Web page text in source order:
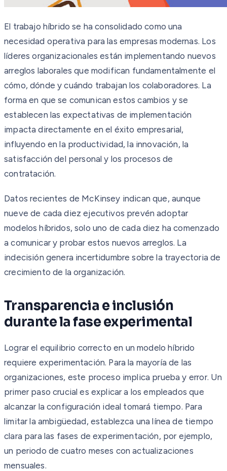
El trabajo híbrido se ha consolidado como una
necesidad operativa para las empresas modernas. Los
líderes organizacionales están implementando nuevos
arreglos laborales que modifican fundamentalmente el
cómo, dónde y cuándo trabajan los colaboradores. La
forma en que se comunican estos cambios y se
establecen las expectativas de implementación
impacta directamente en el éxito empresarial,
influyendo en la productividad, la innovación, la
satisfacción del personal y los procesos de
contratación.
Datos recientes de McKinsey indican que, aunque
nueve de cada diez ejecutivos prevén adoptar
modelos híbridos, solo uno de cada diez ha comenzado
a comunicar y probar estos nuevos arreglos. La
indecisión genera incertidumbre sobre la trayectoria de
crecimiento de la organización.
Transparencia e inclusión
durante la fase experimental
Lograr el equilibrio correcto en un modelo híbrido
requiere experimentación. Para la mayoría de las
organizaciones, este proceso implica prueba y error. Un
primer paso crucial es explicar a los empleados que
alcanzar la configuración ideal tomará tiempo. Para
limitar la ambigüedad, establezca una línea de tiempo
clara para las fases de experimentación, por ejemplo,
un periodo de cuatro meses con actualizaciones
mensuales.